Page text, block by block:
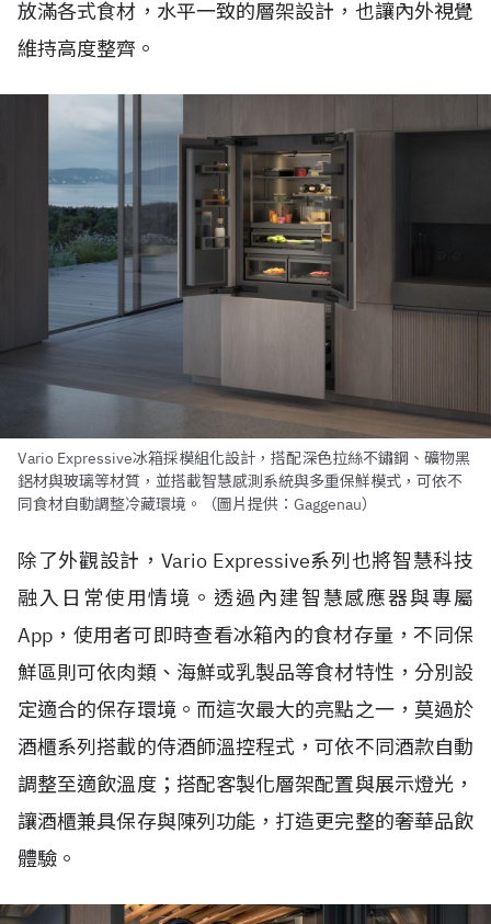
放滿各式食材，水平一致的層架設計，也讓內外視覺
維持高度整齊。
Vario Expressive冰箱採模組化設計，搭配深色拉絲不鏽鋼、礦物黑
鋁材與玻璃等材質，並搭載智慧感測系統與多重保鮮模式，可依不
同食材自動調整冷藏環境。（圖片提供：Gaggenau）
除了外觀設計，Vario Expressive系列也將智慧科技
融入日常使用情境。透過內建智慧感應器與專屬
App，使用者可即時查看冰箱內的食材存量，不同保
鮮區則可依肉類、海鮮或乳製品等食材特性，分別設
定適合的保存環境。而這次最大的亮點之一，莫過於
酒櫃系列搭載的侍酒師溫控程式，可依不同酒款自動
調整至適飲溫度；搭配客製化層架配置與展示燈光，
讓酒櫃兼具保存與陳列功能，打造更完整的奢華品飲
體驗。